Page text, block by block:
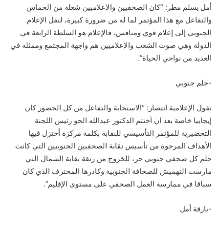
أمل يسلم مطر: “كان الصحفيين والإعلاميين شعلة من الحماس
والتفاعل مع هذا المؤتمر لما له من ضرورة كبيرة، لنقل الإعلام
الجنوبي إلى إعلام قوي ومنافس، فالإعلام هو السلطة الرابعة في
الدولة وهي صوت الشعب والإعلاميين هم واجهة المجتمع وممثله في
العديد من نواحي الحياة”.
-حلم جنوبي
تقول الإعلامية انتصار: “الاستجابة والتفاعل من كل الحضور كان
إيجابيا خاصة بعد ان أختتم الدكتور عبدالله الحو رئيس اللجنة
التحضيرية للمؤتمر التأسيسي للنقابة بكلمة مركزة أختزل فيها
الأهداف المرجوة من تأسيس نقابة الصحفيين الجنوبيين التي كانت
حلم كل صحفي جنوبي حر، للخروج من ربقة نقابة الشمال التي
مارست التهميش للصحافة الجنوبية وكادرها المحترف الذي كان
سباقا في ممارسة العمل الصحفي على مستوى الإقليم”.
-بارقة أمل